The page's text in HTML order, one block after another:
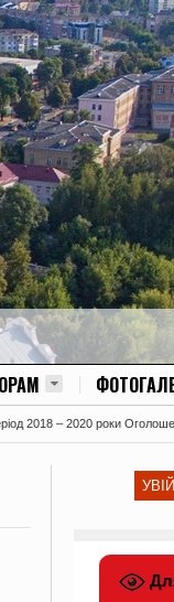
2018 – 2020 роки